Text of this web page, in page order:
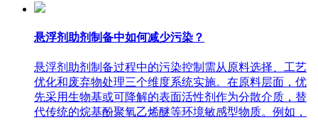
悬浮剂助剂制备中如何减少污染？
悬浮剂助剂制备过程中的污染控制需从原料选择、工艺
优化和废弃物处理三个维度系统实施。在原料层面，优
先采用生物基或可降解的表面活性剂作为分散介质，替
代传统的烷基酚聚氧乙烯醚等环境敏感型物质。例如，